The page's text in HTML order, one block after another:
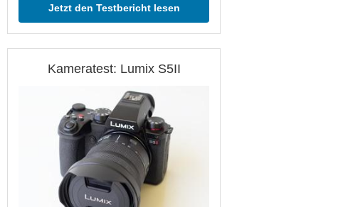
Jetzt den Testbericht lesen
Kameratest: Lumix S5II